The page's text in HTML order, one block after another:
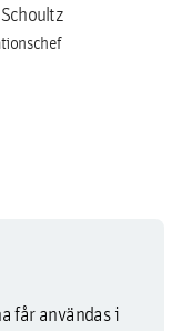
får användas i